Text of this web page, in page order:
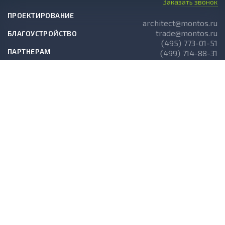
ПРОЕКТИРОВАНИЕ
БЛАГОУСТРОЙСТВО
ПАРТНЕРАМ
Заказать звонок
architect@montos.ru
trade@montos.ru
(495) 773-01-51
(499) 714-88-31